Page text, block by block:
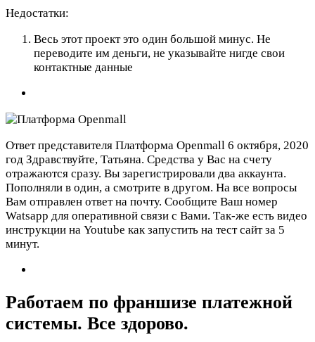
Недостатки:
Весь этот проект это один большой минус. Не
переводите им деньги, не указывайте нигде свои
контактные данные
Ответ представителя Платформа Openmall 6 октября, 2020
год Здравствуйте, Татьяна. Средства у Вас на счету
отражаются сразу. Вы зарегистрировали два аккаунта.
Пополняли в один, а смотрите в другом. На все вопросы
Вам отправлен ответ на почту. Сообщите Ваш номер
Watsapp для оперативной связи с Вами. Так-же есть видео
инструкции на Youtube как запустить на тест сайт за 5
минут.
Работаем по франшизе платежной
системы. Все здорово.